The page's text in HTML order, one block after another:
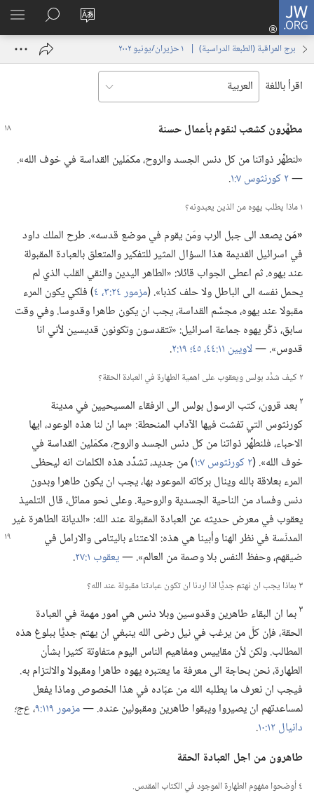
JW.ORG
تغيير
الموقع
تسجيل
الدخول
نافذة
البحث
في
JW.‎ORG
برج المراقبة (‏الطبعة الدراسية)‏ | ‏‎ ١‏ ‏‎حزيران/يونيو‏ ‎٢٠٠٢
اقرأ باللغة
مطهَّرون كشعب لنقوم بأعمال حسنة
‏«لنطهِّر ذواتنا من كل دنس الجسد والروح،‏ مكمّلين القداسة في خوف الله».‏
—‏٢ كورنثوس ٧:‏١ ‏.‏
١ ماذا يطلب يهوه من الذين يعبدونه؟‏
‏«مَنيصعد الى جبل الرب ومَن يقوم في موضع قدسه».‏ طرح الملك داود
في اسرائيل القديمة هذا السؤال المثير للتفكير والمتعلق بالعبادة المقبولة
عند يهوه.‏ ثم اعطى الجواب قائلا:‏ «الطاهر اليدين والنقي القلب الذي لم
يحمل نفسه الى الباطل ولا حلف كذبا».‏ (‏مزمور ٢٤:‏٣،‏ ٤
‏)‏ فلكي يكون المرء
مقبولا عند يهوه،‏ مجسَّم القداسة،‏ يجب ان يكون طاهرا وقدوسا.‏ وفي وقت
سابق،‏ ذكَّر يهوه جماعة اسرائيل:‏ «تتقدسون وتكونون قديسين لأني انا
قدوس».‏ —‏لاويين ١١:‏٤٤،‏ ٤٥؛‏ ‏.‏
٢ كيف شدَّد بولس ويعقوب على اهمية الطهارة في العبادة الحقة؟‏
٢بعد قرون،‏ كتب الرسول بولس الى الرفقاء المسيحيين في مدينة
كورنثوس التي تفشت فيها الآداب المنحطة:‏ «بما ان لنا هذه الوعود،‏ ايها
الاحباء،‏ فلنطهِّر ذواتنا من كل دنس الجسد والروح،‏ مكمّلين القداسة في
خوف الله».‏ (‏٢ كورنثوس ٧:‏١
‏)‏ من جديد،‏ تشدِّد هذه الكلمات انه ليحظى
المرء بعلاقة بالله وينال بركاته الموعود بها،‏ يجب ان يكون طاهرا وبدون
دنس وفساد من الناحية الجسدية والروحية.‏ وعلى نحو مماثل،‏ قال التلميذ
يعقوب في معرض حديثه عن العبادة المقبولة عند الله:‏ «الديانة الطاهرة غير
المدنّسة في نظر الهنا وأبينا هي هذه:‏ الاعتناء باليتامى والارامل في
ضيقهم،‏ وحفظ النفس بلا وصمة من العالم».‏ —‏يعقوب ١:‏٢٧ ‏.‏
٣ بماذا يجب ان نهتم جديًّا اذا اردنا ان تكون عبادتنا مقبولة عند الله؟‏
٣بما ان البقاء طاهرين وقدوسين وبلا دنس هي امور مهمة في العبادة
الحقة،‏ فإن كلّ من يرغب في نيل رضى الله ينبغي ان يهتم جديًّا ببلوغ هذه
المطالب.‏ ولكن لأن مقاييس ومفاهيم الناس اليوم متفاوتة كثيرا بشأن
الطهارة،‏ نحن بحاجة الى معرفة ما يعتبره يهوه طاهرا ومقبولا والالتزام به.‏
فيجب ان نعرف ما يطلبه الله من عبّاده في هذا الخصوص وماذا يفعل
لمساعدتهم ان يصيروا ويبقوا طاهرين ومقبولين عنده.‏ —‏مزمور ١١٩:‏٩ ‏،‏ع‌ج؛‏
دانيال ١٢:‏١٠
‏.‏
طاهرون من اجل العبادة الحقة
٤ أوضحوا مفهوم الطهارة الموجود في الكتاب المقدس.‏